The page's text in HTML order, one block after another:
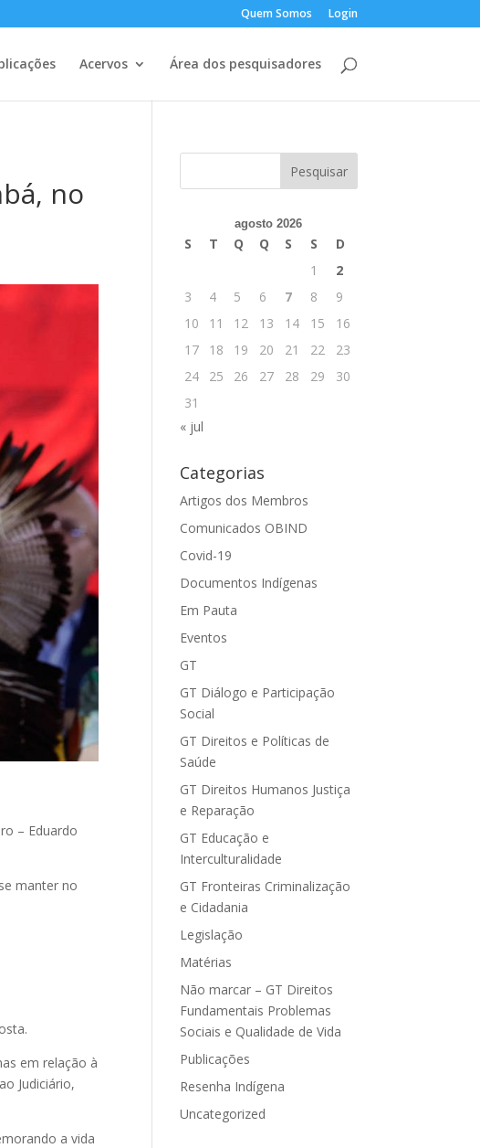
Quem Somos Login
Acervos Área dos pesquisadores
no
– Eduardo
manter no
em relação à
Judiciário,
a vida
agosto 2026
S T Q Q S S
D
1
2
3
4 5 6 7 8
9
10
11 12 13 14 15
16
17
18 19 20 21 22
23
24
25 26 27 28 29
30
31
« jul
Categorias
Artigos dos Membros
Comunicados OBIND
Covid-19
Documentos Indígenas
Em Pauta
Eventos
GT
GT Diálogo e Participação
Social
GT Direitos e Políticas de
Saúde
GT Direitos Humanos Justiça
e Reparação
GT Educação e
Interculturalidade
GT Fronteiras Criminalização
e Cidadania
Legislação
Matérias
Não marcar – GT Direitos
Fundamentais Problemas
Sociais e Qualidade de Vida
Publicações
Resenha Indígena
Uncategorized